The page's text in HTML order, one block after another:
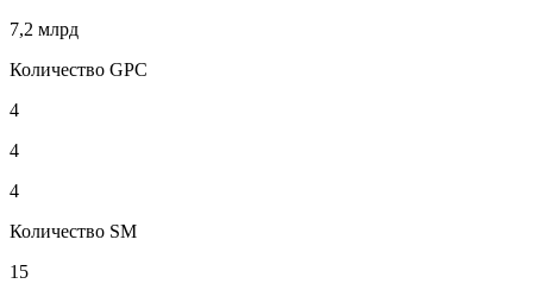
7,2 млрд
Количество GPC
4
4
4
Количество SM
15